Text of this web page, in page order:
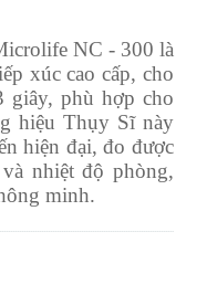
NC - 300 là
xúc cao cấp, cho
giây, phù hợp cho
hiệu Thụy Sĩ này
hiện đại, đo được
nhiệt độ phòng,
minh.